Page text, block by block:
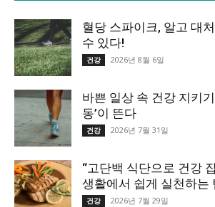
혈당 스파이크, 알고 대
수 있다!
건강 2026년 8월 6일
바쁜 일상 속 건강 지키
동’이 뜬다
건강 2026년 7월 31일
“고단백 식단으로 건강
생활에서 쉽게 실천하는
건강 2026년 7월 29일